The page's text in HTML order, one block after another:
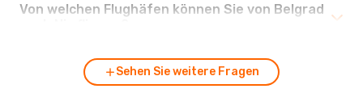
Von welchen Flughäfen können Sie von Belgrad
Sehen Sie weitere Fragen